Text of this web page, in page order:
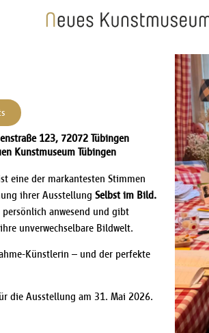
123, 72072 Tübingen
Kunstmuseum Tübingen
eine der markantesten Stimmen
ihrer Ausstellung Selbst im Bild.
anwesend und gibt
unverwechselbare Bildwelt.
Künstlerin – und der perfekte
die Ausstellung am 31. Mai 2026.